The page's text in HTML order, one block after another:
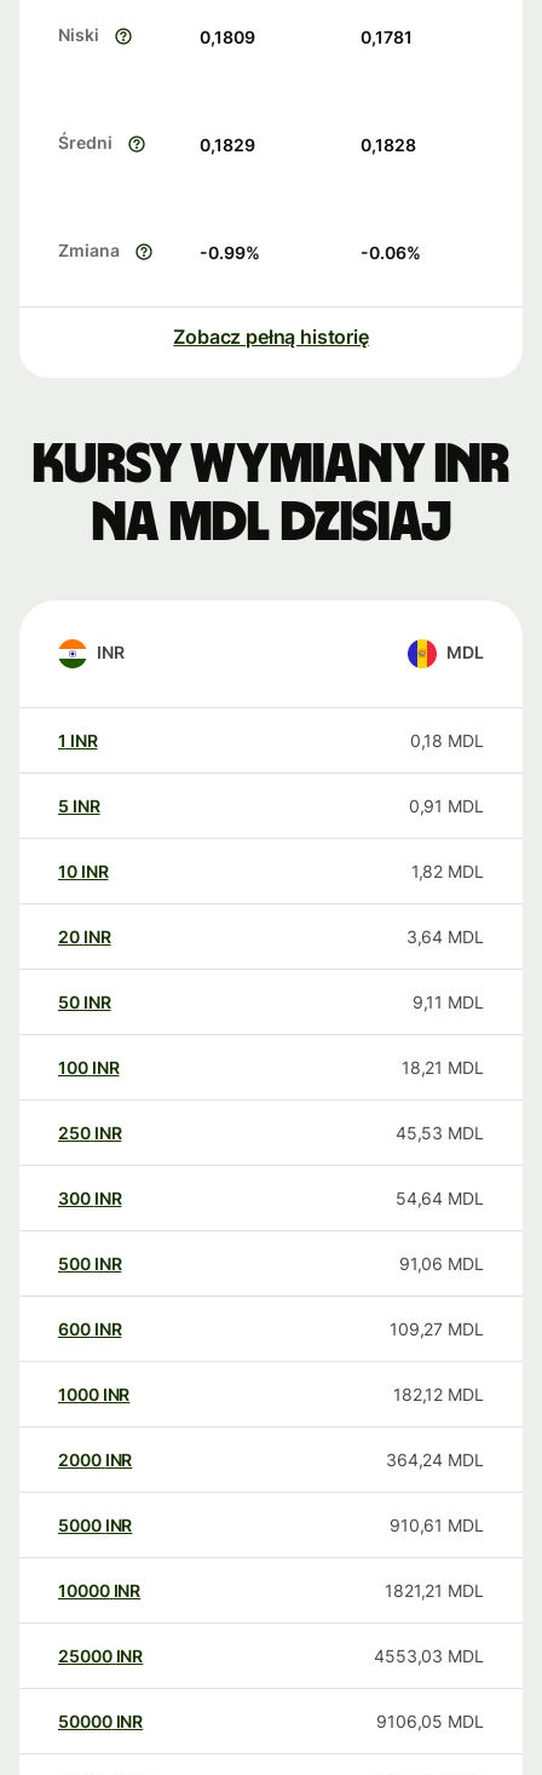
Niski 0,1809 0,1781
Średni 0,1829 0,1828
Zmiana -0.99% -0.06%
Zobacz pełną historię
Kursy wymiany INR
na MDL dzisiaj
INR MDL
1 INR 0,18 MDL
5 INR 0,91 MDL
10 INR 1,82 MDL
20 INR 3,64 MDL
50 INR 9,11 MDL
100 INR 18,21 MDL
250 INR 45,53 MDL
300 INR 54,64 MDL
500 INR 91,06 MDL
600 INR 109,27 MDL
1000 INR 182,12 MDL
2000 INR 364,24 MDL
5000 INR 910,61 MDL
10000 INR 1821,21 MDL
25000 INR 4553,03 MDL
50000 INR 9106,05 MDL